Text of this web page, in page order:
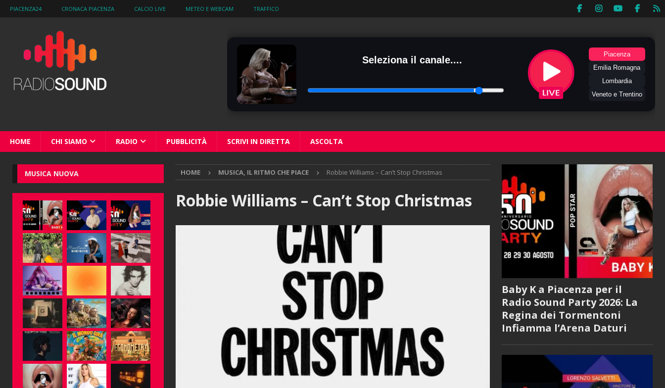
PIACENZA24 CRONACA PIACENZA CALCIO LIVE METEO E WEBCAM TRAFFICO
Seleziona il canale....
Piacenza
Emilia Romagna
Lombardia
Veneto e Trentino
HOME CHI SIAMO RADIO PUBBLICITÀ SCRIVI IN DIRETTA ASCOLTA
HOME MUSICA, IL RITMO CHE PIACE Robbie Williams – Can’t Stop Christmas
Robbie Williams – Can’t Stop Christmas
MUSICA NUOVA
Baby K a Piacenza per il
Radio Sound Party 2026: La
Regina dei Tormentoni
Infiamma l’Arena Daturi